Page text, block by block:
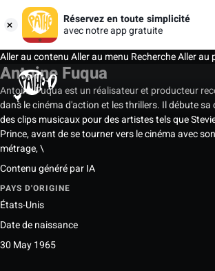
Réservez en toute simplicité
avec notre app gratuite
Aller au contenuAller au menu RechercheAller au
Antoine Fuqua
Antoine Fuqua est un réalisateur et producteur
dans le cinéma d'action et les thrillers. Il débute
des clips musicaux pour des artistes tels que
Prince, avant de se tourner vers le cinéma avec
métrage, \
Contenu généré par IA
PAYS D'ORIGINE
États-Unis
Date de naissance
30 May 1965